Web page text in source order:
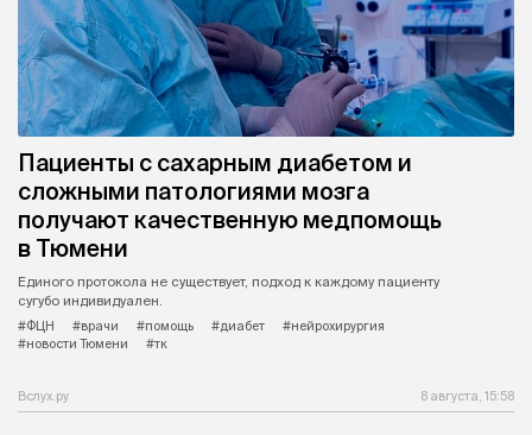
Пациенты с сахарным диабетом и
сложными патологиями мозга
получают качественную медпомощь
в Тюмени
Единого протокола не существует, подход к каждому пациенту
сугубо индивидуален.
#ФЦН
#врачи #помощь #диабет
#нейрохирургия
#новости Тюмени
#тк
Вслух.ру 8 августа, 15:58